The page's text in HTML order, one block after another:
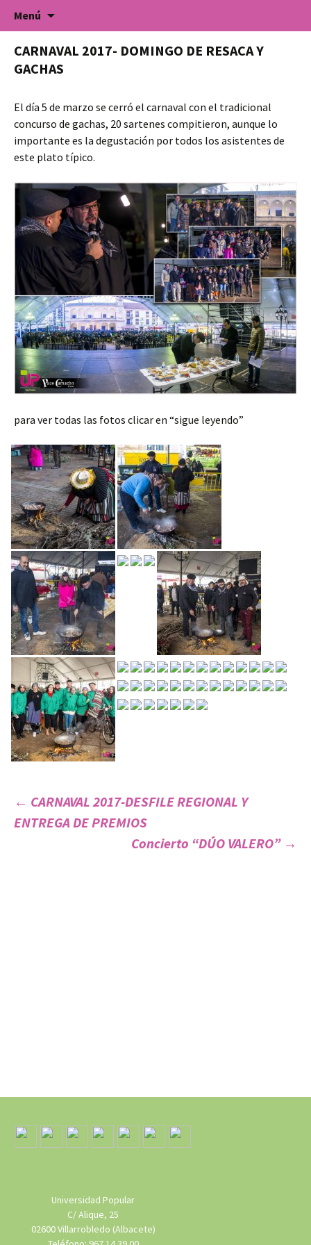
Universidad Popular
Universidad Popular de Villarrobledo. Cursos
de formación para todo tipo de colectivos.
Menú
CARNAVAL 2017- DOMINGO DE RESACA Y
GACHAS
El día 5 de marzo se cerró el carnaval con el tradicional
concurso de gachas, 20 sartenes compitieron, aunque lo
importante es la degustación por todos los asistentes de
este plato típico.
para ver todas las fotos clicar en “sigue leyendo”
Navegación
← CARNAVAL 2017-DESFILE REGIONAL Y
ENTREGA DE PREMIOS
Concierto “DÚO VALERO” →
Universidad Popular
C/ Alique, 25
02600 Villarrobledo (Albacete)